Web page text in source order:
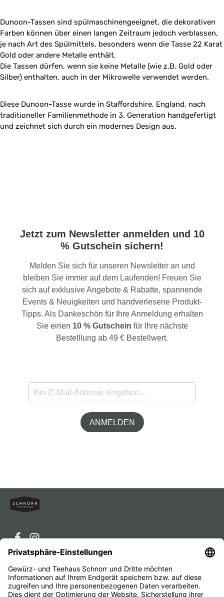
Dunoon-Tassen sind spülmaschinengeeignet, die dekorativen
Farben können über einen langen Zeitraum jedoch verblassen,
je nach Art des Spülmittels, besonders wenn die Tasse 22 Karat
Gold oder andere Metalle enthält.
Die Tassen dürfen, wenn sie keine Metalle (wie z.B. Gold oder
Silber) enthalten, auch in der Mikrowelle verwendet werden.
Diese Dunoon-Tasse wurde in Staffordshire, England, nach
traditioneller Familienmethode in 3. Generation handgefertigt
und zeichnet sich durch ein modernes Design aus.
Jetzt zum Newsletter anmelden und 10
% Gutschein sichern!
Melden Sie sich für unseren Newsletter an und
bleiben Sie immer auf dem Laufenden! Freuen Sie
sich auf exklusive Angebote & Rabatte, spannende
Events & Neuigkeiten und handverlesene Produkt-
Tipps. Als Dankeschön für Ihre Anmeldung erhalten
Sie einen 10 % Gutschein für Ihre nächste
Bestelllung ab 49 € Bestellwert.
ANMELDEN
Service-Hotline